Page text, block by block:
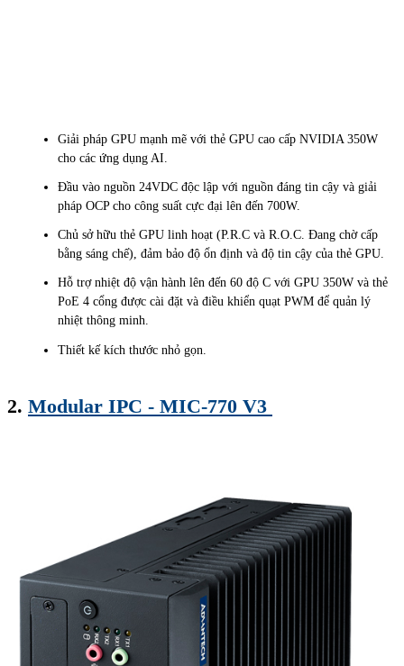
Giải pháp GPU mạnh mẽ với thẻ GPU cao cấp NVIDIA 350W
cho các ứng dụng AI.
Đầu vào nguồn 24VDC độc lập với nguồn đáng tin cậy và giải
pháp OCP cho công suất cực đại lên đến 700W.
Chủ sở hữu thẻ GPU linh hoạt (P.R.C và R.O.C. Đang chờ cấp
bằng sáng chế), đảm bảo độ ổn định và độ tin cậy của thẻ GPU.
Hỗ trợ nhiệt độ vận hành lên đến 60 độ C với GPU 350W và thẻ
PoE 4 cổng được cài đặt và điều khiển quạt PWM để quản lý
nhiệt thông minh.
Thiết kế kích thước nhỏ gọn.
2. Modular IPC - MIC-770 V3